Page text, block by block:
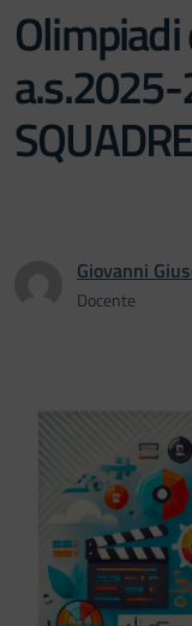
a.s.2025-
Giovanni
Docente